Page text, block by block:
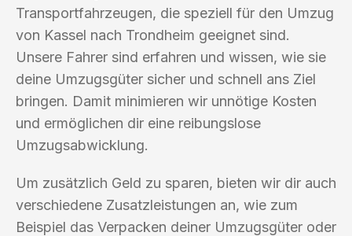
Transportfahrzeugen, die speziell für den Umzug
von Kassel nach Trondheim geeignet sind.
Unsere Fahrer sind erfahren und wissen, wie sie
deine Umzugsgüter sicher und schnell ans Ziel
bringen. Damit minimieren wir unnötige Kosten
und ermöglichen dir eine reibungslose
Umzugsabwicklung.
Um zusätzlich Geld zu sparen, bieten wir dir auch
verschiedene Zusatzleistungen an, wie zum
Beispiel das Verpacken deiner Umzugsgüter oder